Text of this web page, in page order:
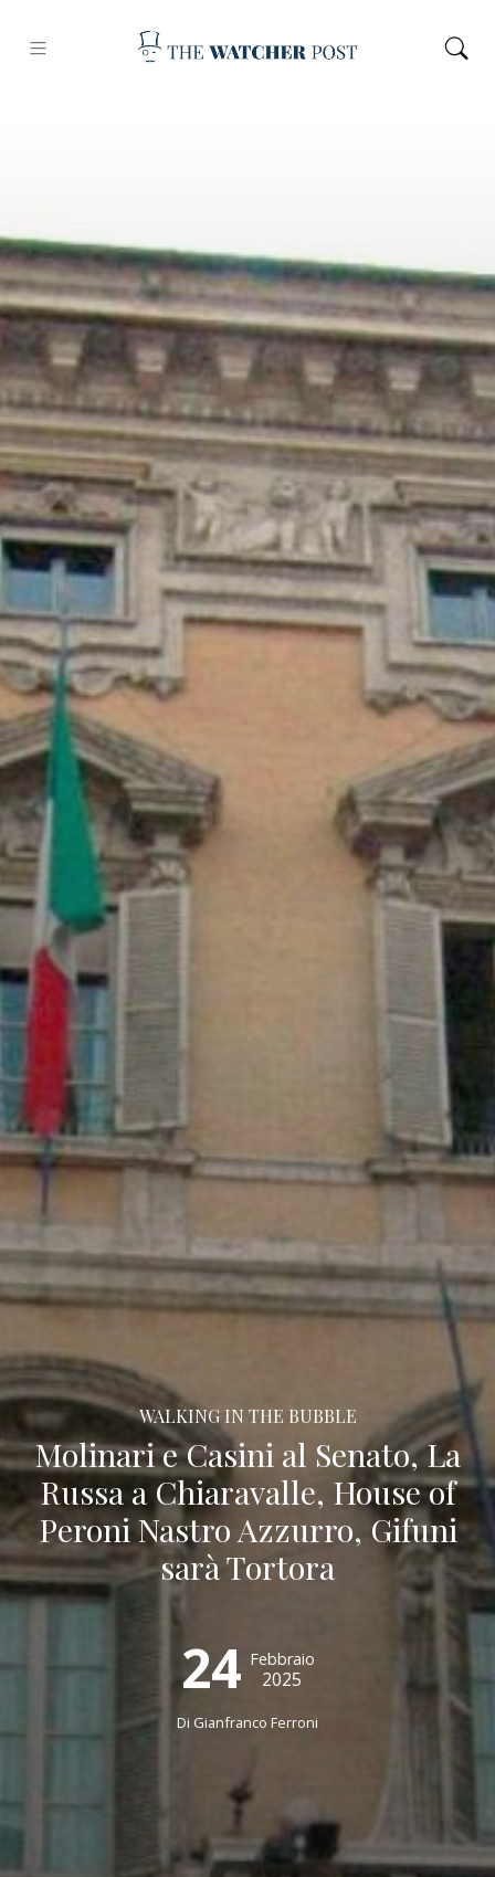
WALKING IN THE BUBBLE
Molinari e Casini al Senato, La
Russa a Chiaravalle, House of
Peroni Nastro Azzurro, Gifuni
sarà Tortora
24 Febbraio
2025
Di Gianfranco Ferroni